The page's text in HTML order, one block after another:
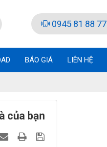
0945 81 88 77
BÁO GIÁ LIÊN HỆ
của bạn